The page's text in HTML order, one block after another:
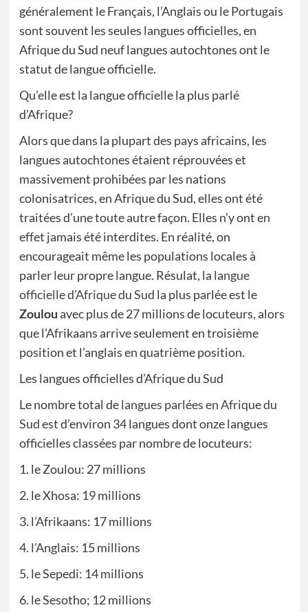
généralement le Français, l’Anglais ou le Portugais
sont souvent les seules langues officielles, en
Afrique du Sud neuf langues autochtones ont le
statut de langue officielle.
Qu’elle est la langue officielle la plus parlé
d’Afrique?
Alors que dans la plupart des pays africains, les
langues autochtones étaient réprouvées et
massivement prohibées par les nations
colonisatrices, en Afrique du Sud, elles ont été
traitées d’une toute autre façon. Elles n’y ont en
effet jamais été interdites. En réalité, on
encourageait même les populations locales à
parler leur propre langue. Résulat, la langue
officielle d’Afrique du Sud la plus parlée est le
Zoulouavec plus de 27 millions de locuteurs, alors
que l’Afrikaans arrive seulement en troisième
position et l’anglais en quatrième position.
Les langues officielles d’Afrique du Sud
Le nombre total delangues parlées en Afrique du
Sudest d’environ 34 langues dont onze langues
officielles classées par nombre de locuteurs:
1. le Zoulou: 27 millions
2. le Xhosa: 19 millions
3. l’Afrikaans: 17 millions
4. l’Anglais: 15 millions
5. le Sepedi: 14 millions
6. le Sesotho; 12 millions